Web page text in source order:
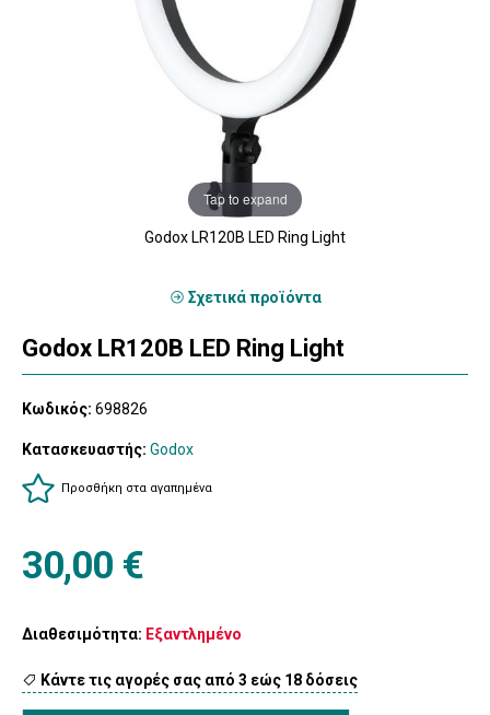
Tap to expand
Godox LR120B LED Ring Light
Σχετικά προϊόντα
Godox LR120B LED Ring Light
Κωδικός: 698826
Κατασκευαστής: Godox
Προσθήκη στα αγαπημένα
30,00 €
Διαθεσιμότητα: Εξαντλημένο
Κάντε τις αγορές σας από 3 εώς 18 δόσεις